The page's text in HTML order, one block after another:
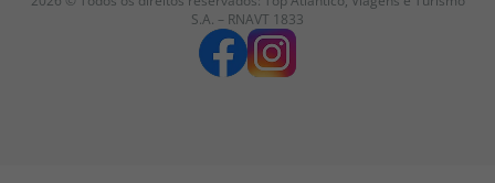
S.A. – RNAVT 1833